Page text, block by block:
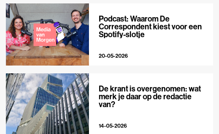
Podcast: Waarom De
Correspondent kiest voor een
Spotify-slotje
20-05-2026
De krant is overgenomen: wat
merk je daar op de redactie
van?
14-05-2026